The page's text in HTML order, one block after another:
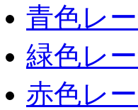
青色レ
緑色レ
赤色レ